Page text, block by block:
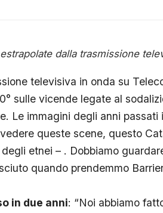
dalla trasmissione
televisiva in onda su
sulle vicende legate al
Le immagini degli anni
queste scene, questo
etnei – . Dobbiamo
quando prendemmo
in due anni: “Noi abbiamo